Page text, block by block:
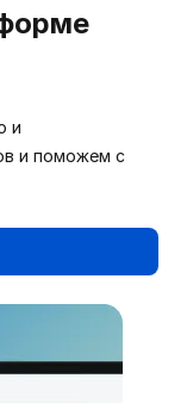
и
и поможем с